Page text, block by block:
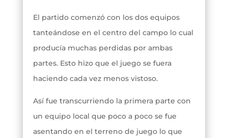
El partido comenzó con los dos equipos
tanteándose en el centro del campo lo cual
producía muchas perdidas por ambas
partes. Esto hizo que el juego se fuera
haciendo cada vez menos vistoso.
Así fue transcurriendo la primera parte con
un equipo local que poco a poco se fue
asentando en el terreno de juego lo que